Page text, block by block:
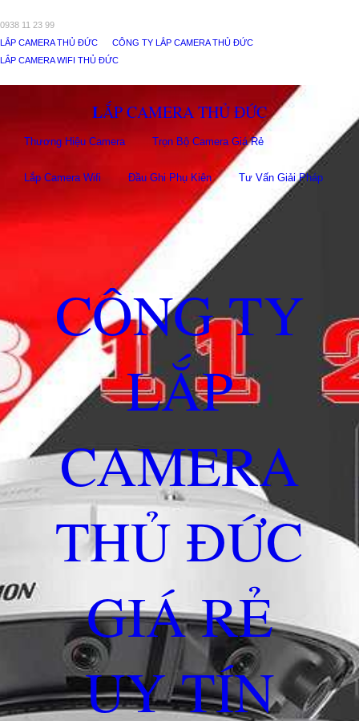
0938 11 23 99
LẮP CAMERA THỦ ĐỨC
CÔNG TY LẮP CAMERA THỦ ĐỨC
LẮP CAMERA WIFI THỦ ĐỨC
LẮP CAMERA THỦ ĐỨC
Thương Hiệu Camera Trọn Bộ Camera Giá Rẻ
Lắp Camera Wifi Đầu Ghi Phụ Kiên Tư Vấn Giải Pháp
CÔNG TY
LẮP
CAMERA
THỦ ĐỨC
GIÁ RẺ
UY TÍN